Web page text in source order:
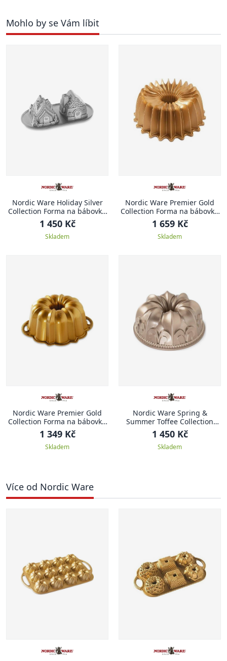
Mohlo by se Vám líbit
Nordic Ware Holiday Silver
Collection Forma na bábovku
DOMEČKY
1 450 Kč
Skladem
Nordic Ware Premier Gold
Collection Forma na bábovku
Brilliance, 26 cm
1 659 Kč
Skladem
Nordic Ware Premier Gold
Collection Forma na bábovku
20 cm ANNIVERSARY
1 349 Kč
Skladem
Nordic Ware Spring &
Summer Toffee Collection
Forma na bábovku 23,5 cm
KRÁLOVSKÁ LILIE
1 450 Kč
Skladem
Více od Nordic Ware